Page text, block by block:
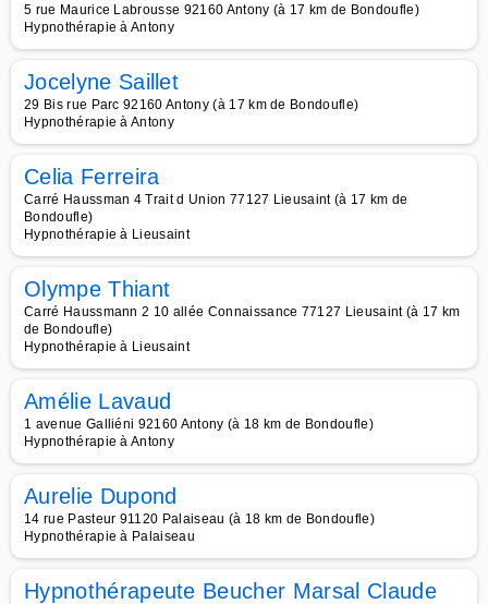
5 rue Maurice Labrousse 92160 Antony (à 17 km de Bondoufle)
Hypnothérapie à Antony
Jocelyne Saillet
29 Bis rue Parc 92160 Antony (à 17 km de Bondoufle)
Hypnothérapie à Antony
Celia Ferreira
Carré Haussman 4 Trait d Union 77127 Lieusaint (à 17 km de
Bondoufle)
Hypnothérapie à Lieusaint
Olympe Thiant
Carré Haussmann 2 10 allée Connaissance 77127 Lieusaint (à 17 km
de Bondoufle)
Hypnothérapie à Lieusaint
Amélie Lavaud
1 avenue Galliéni 92160 Antony (à 18 km de Bondoufle)
Hypnothérapie à Antony
Aurelie Dupond
14 rue Pasteur 91120 Palaiseau (à 18 km de Bondoufle)
Hypnothérapie à Palaiseau
Hypnothérapeute Beucher Marsal Claude